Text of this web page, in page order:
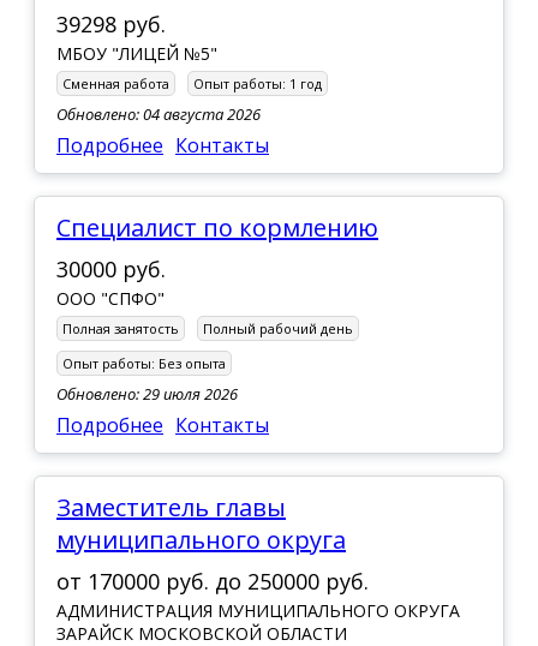
39298 руб.
МБОУ "ЛИЦЕЙ №5"
Сменная работа Опыт работы: 1 год
Обновлено: 04 августа 2026
Подробнее Контакты
Специалист по кормлению
30000 руб.
ООО "СПФО"
Полная занятость
Полный рабочий день
Опыт работы: Без опыта
Обновлено: 29 июля 2026
Подробнее Контакты
Заместитель главы
муниципального округа
от 170000 руб. до 250000 руб.
АДМИНИСТРАЦИЯ МУНИЦИПАЛЬНОГО ОКРУГА
ЗАРАЙСК МОСКОВСКОЙ ОБЛАСТИ